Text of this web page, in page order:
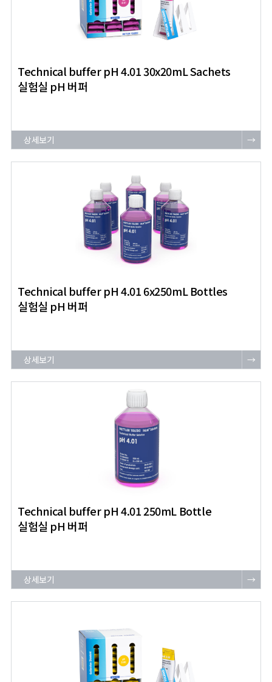
Technical buffer pH 4.01 30x20mL Sachets
실험실 pH 버퍼
상세보기 →
Technical buffer pH 4.01 6x250mL Bottles
실험실 pH 버퍼
상세보기 →
Technical buffer pH 4.01 250mL Bottle
실험실 pH 버퍼
상세보기 →